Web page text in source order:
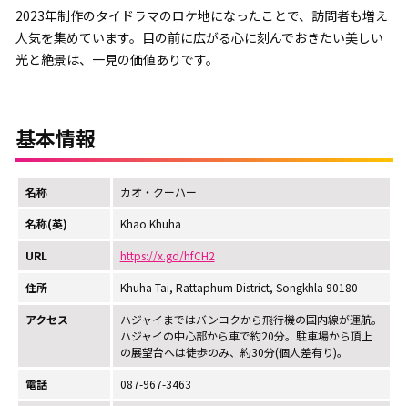
2023年制作のタイドラマのロケ地になったことで、訪問者も増え
人気を集めています。目の前に広がる心に刻んでおきたい美しい
光と絶景は、一見の価値ありです。
基本情報
名称 カオ・クーハー
名称(英) Khao Khuha
URL https://x.gd/hfCH2
住所 Khuha Tai, Rattaphum District, Songkhla 90180
アクセス
ハジャイまではバンコクから飛行機の国内線が運航。
ハジャイの中心部から車で約20分。駐車場から頂上
の展望台へは徒歩のみ、約30分(個人差有り)。
電話 087-967-3463